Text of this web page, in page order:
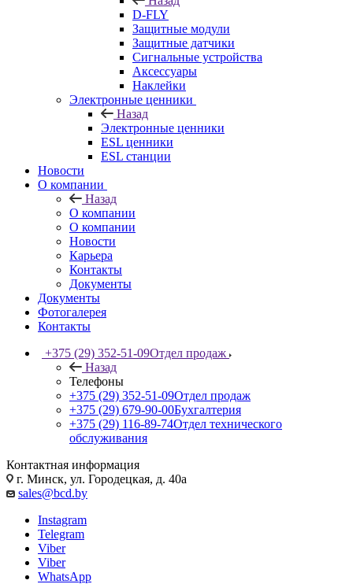
D-FLY
Защитные модули
Защитные датчики
Сигнальные устройства
Аксессуары
Наклейки
Электронные ценники
Назад
Электронные ценники
ESL ценники
ESL станции
Новости
О компании
Назад
О компании
О компании
Новости
Карьера
Контакты
Документы
Документы
Фотогалерея
Контакты
+375 (29) 352-51-09Отдел продаж
Назад
Телефоны
+375 (29) 352-51-09Отдел продаж
+375 (29) 679-90-00Бухгалтерия
+375 (29) 116-89-74Отдел технического
обслуживания
Контактная информация
г. Минск, ул. Городецкая, д. 40а
sales@bcd.by
Instagram
Telegram
Viber
Viber
WhatsApp